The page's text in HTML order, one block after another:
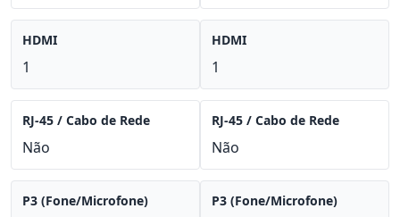
HDMI
1
RJ-45 / Cabo de Rede
Não
P3 (Fone/Microfone)
HDMI
1
RJ-45 / Cabo de Rede
Não
P3 (Fone/Microfone)